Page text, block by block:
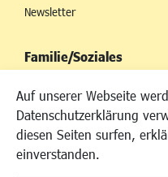
Auf unserer Webseite
Datenschutzerklärung
diesen Seiten surfen,
einverstanden.
Newsletter
Familie/Soziales
Kinderbetreuung
Kinder und Jugend
Institutionen für Familien
Frauen